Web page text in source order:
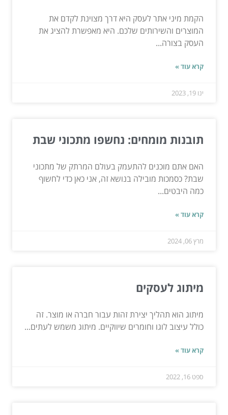
הקמת מיני אתר לעסק היא דרך מצוינת לקדם את
המוצרים והשירותים שלכם. היא מאפשרת להציג את
העסק בצורה...
קרא עוד »
ינו 19, 2023
תובנות מומחים: נחשפו מתכוני שבת
האם אתם מוכנים להתעמק בעולם המרתק של מתכוני
שבת? כסמכות מובילה בנושא זה, אני כאן כדי לחשוף
כמה היבטים...
קרא עוד »
מרץ 06, 2024
מיתוג לעסקים
מיתוג הוא תהליך יצירת זהות עבור חברה או מוצר. זה
כולל עיצוב לוגו וחומרים שיווקיים. מיתוג משמש לעתים...
קרא עוד »
ספט 16, 2022